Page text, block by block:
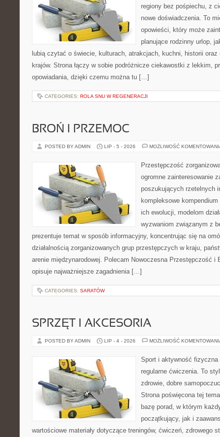
regiony bez pośpiechu, z
nowe doświadczenia. To
opowieści, który może
planujące rodzinny urlop,
lubią czytać o świecie, kulturach, atrakcjach, kuchni, historii
krajów. Strona łączy w sobie podróżnicze ciekawostki z lekkim,
opowiadania, dzięki czemu można tu […]
CATEGORIES: ROLA SNU W REGENERACJI
BROŃ I PRZEMOC
POSTED BY ADMIN LIP - 5 - 2026 MOŻLIWOŚĆ
Przestępczość
ogromne zainteresowanie
poszukujących rzetelnych
kompleksowe
ich ewolucji, modelom
wyzwaniom związanym z
prezentuje temat w sposób informacyjny, koncentrując się na
działalnością zorganizowanych grup przestępczych w kraju,
arenie międzynarodowej. Polecam Nowoczesna Przestępczość i
opisuje najważniejsze zagadnienia […]
CATEGORIES: SARATÓW
SPRZĘT I AKCESORIA
POSTED BY ADMIN LIP - 4 - 2026 MOŻLIWOŚĆ
Sport i aktywność
regularne ćwiczenia. To
zdrowie, dobre
Strona poświęcona tej
bazę porad, w którym
początkujący, jak i
wartościowe materiały dotyczące treningów, ćwiczeń, zdrowego